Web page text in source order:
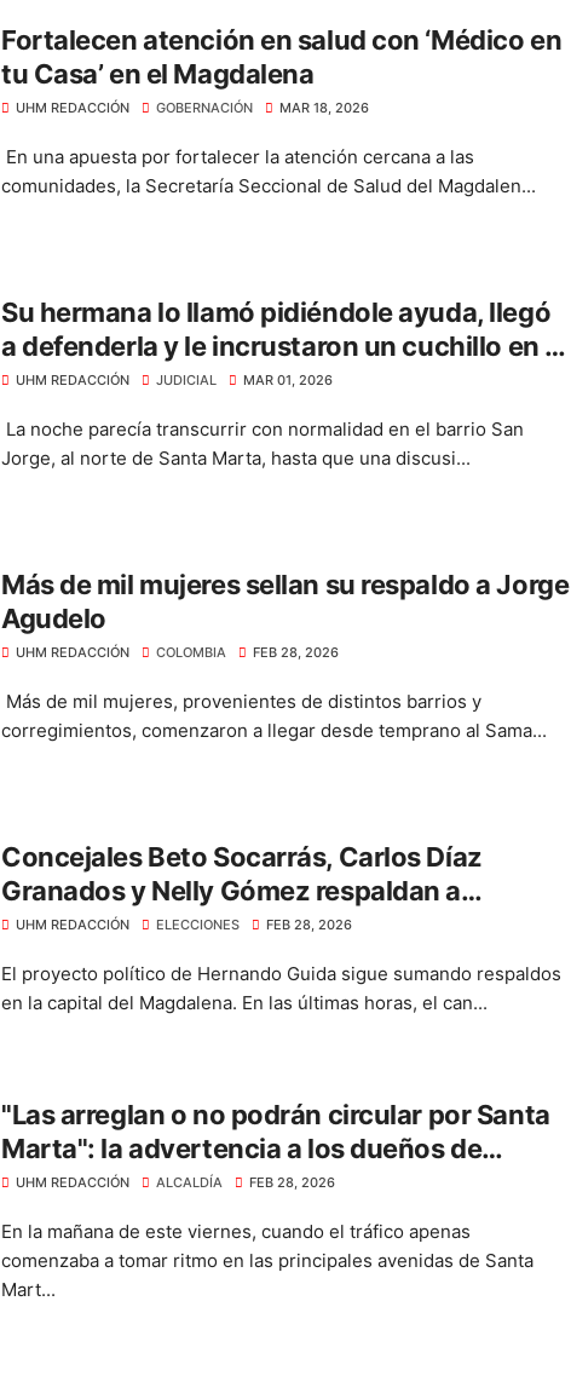
Fortalecen atención en salud con ‘Médico en
tu Casa’ en el Magdalena
UHM REDACCIÓN GOBERNACIÓN MAR 18, 2026
En una apuesta por fortalecer la atención cercana a las
comunidades, la Secretaría Seccional de Salud del Magdalen...
Su hermana lo llamó pidiéndole ayuda, llegó
a defenderla y le incrustaron un cuchillo en el
ojo
UHM REDACCIÓN JUDICIAL MAR 01, 2026
La noche parecía transcurrir con normalidad en el barrio San
Jorge, al norte de Santa Marta, hasta que una discusi...
Más de mil mujeres sellan su respaldo a Jorge
Agudelo
UHM REDACCIÓN COLOMBIA FEB 28, 2026
Más de mil mujeres, provenientes de distintos barrios y
corregimientos, comenzaron a llegar desde temprano al Sama...
Concejales Beto Socarrás, Carlos Díaz
Granados y Nelly Gómez respaldan a
Hernando Guida
UHM REDACCIÓN ELECCIONES FEB 28, 2026
El proyecto político de Hernando Guida sigue sumando respaldos
en la capital del Magdalena. En las últimas horas, el can...
"Las arreglan o no podrán circular por Santa
Marta": la advertencia a los dueños de
busetas
UHM REDACCIÓN ALCALDÍA FEB 28, 2026
En la mañana de este viernes, cuando el tráfico apenas
comenzaba a tomar ritmo en las principales avenidas de Santa
Mart...